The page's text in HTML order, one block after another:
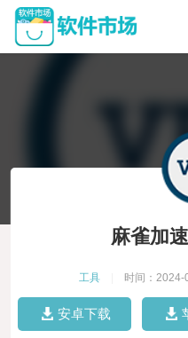
麻雀加
工具 时间：2024-
安卓下载